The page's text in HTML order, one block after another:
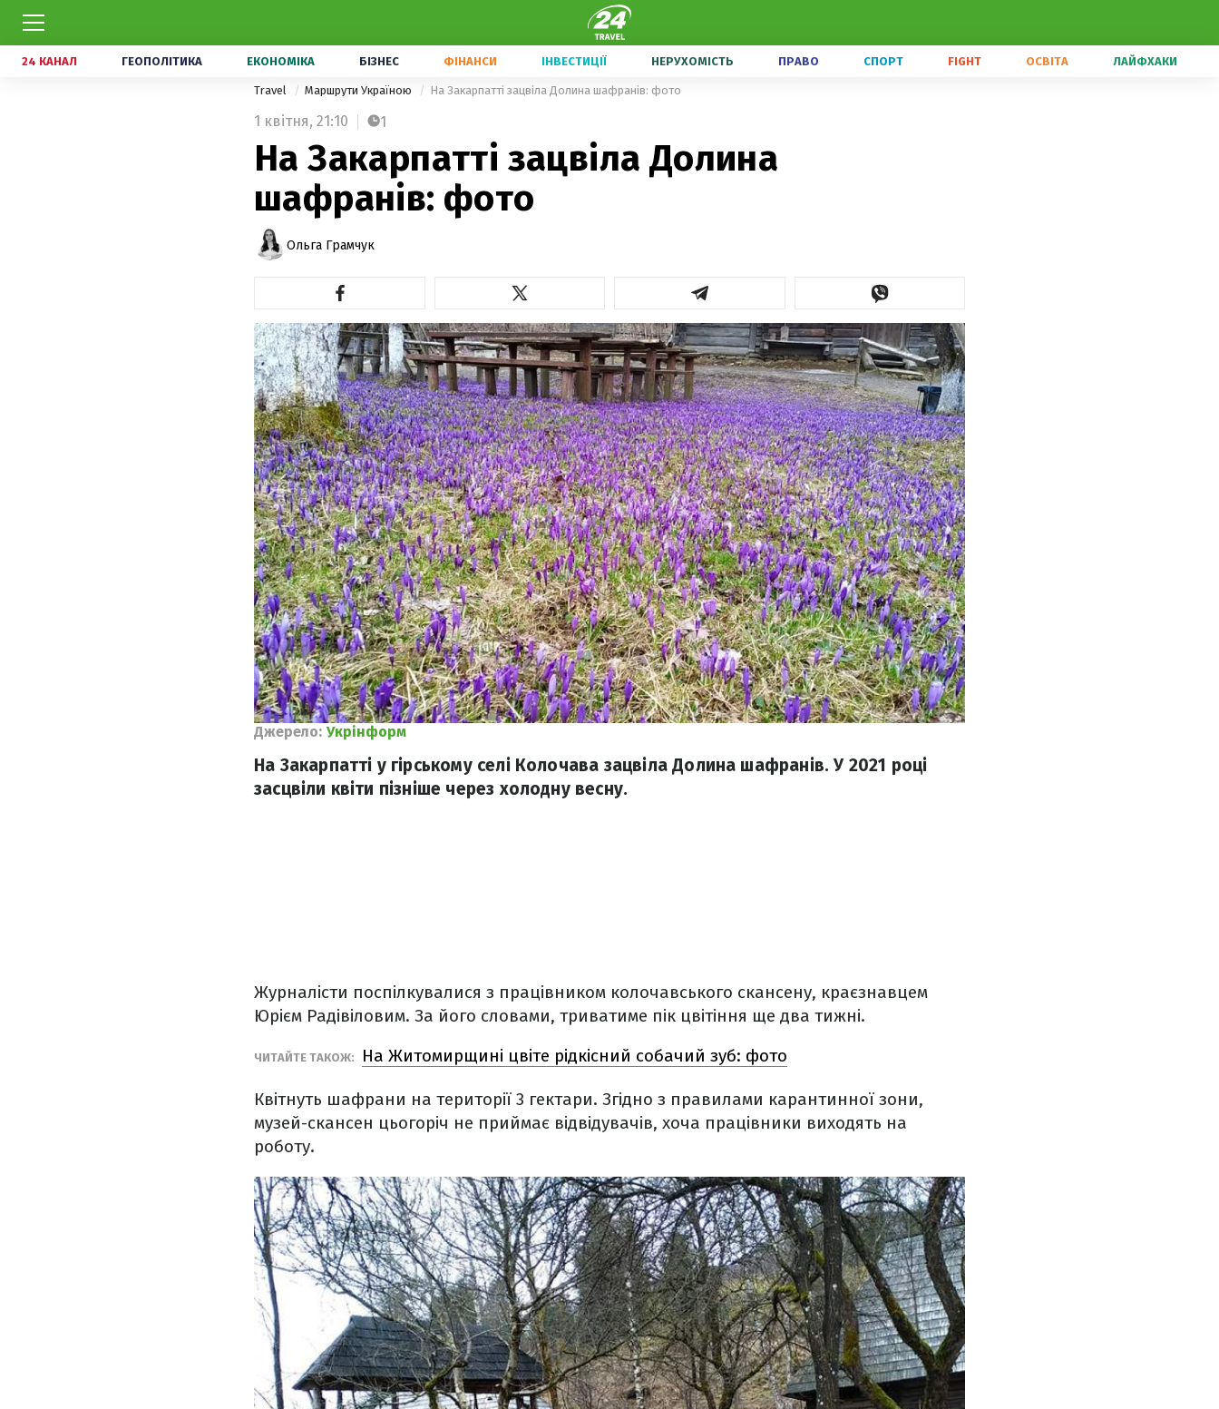
24 КАНАЛ ГЕОПОЛІТИКА ЕКОНОМІКА БІЗНЕС ФІНАНСИ ІНВЕСТИЦІЇ НЕРУХОМІСТЬ ПРАВО СПОРТ FIGHT ОСВІТА ЛАЙФХАКИ
Travel Маршрути Україною На Закарпатті зацвіла Долина шафранів: фото
1 квітня, 21:10 1
На Закарпатті зацвіла Долина
шафранів: фото
Ольга Грамчук
Джерело: Укрінформ
На Закарпатті у гірському селі Колочава зацвіла Долина шафранів. У 2021 році
засцвіли квіти пізніше через холодну весну.
Журналісти поспілкувалися з працівником колочавського скансену, краєзнавцем
Юрієм Радівіловим. За його словами, триватиме пік цвітіння ще два тижні.
ЧИТАЙТЕ ТАКОЖ: На Житомирщині цвіте рідкісний собачий зуб: фото
Квітнуть шафрани на території 3 гектари. Згідно з правилами карантинної зони,
музей-скансен цьогоріч не приймає відвідувачів, хоча працівники виходять на
роботу.